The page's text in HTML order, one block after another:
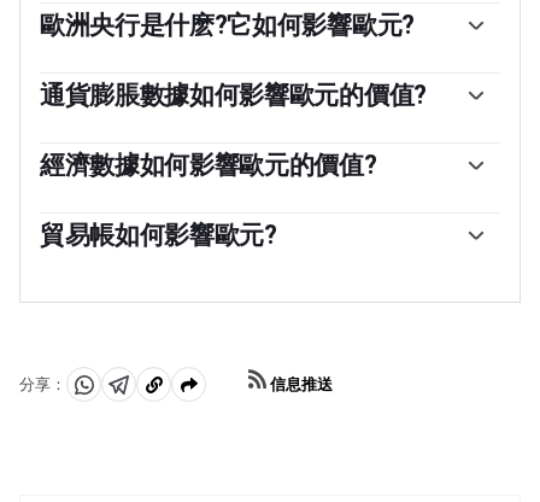
歐洲央行是什麽?它如何影響歐元?
歐洲央行設定利率並管理貨幣政策。歐洲央行的主要任務
是維持物價穩定，這意味著要麽控製通脹，要麽刺激增
或者更高利率的預期——通常對歐元有利，反之亦然。歐洲
央行管理委員會每年召開八次會議，製定貨幣政策決定。
蒂娜·拉加德在內的六個常任理事國做出的。」
通貨膨脹數據如何影響歐元的價值?
歐元的重要計量經濟指標。如果通貨膨脹率高於預期，特
別是高於歐洲央行2%的目標，歐洲央行就不得不提高利率
歐元有利，因為它使該地區作為全球投資者投資的地方更
具吸引力。」
經濟數據如何影響歐元的價值?
影響。GDP、製造業和服務業pmi、就業和消費者信心調
查等指標都可能影響歐元的走向。強勁的經濟有利於歐
提高利率，這將直接增強歐元。否則，如果經濟數據疲
濟的75%。」
貿易帳如何影響歐元?
個國家在一定時期內出口收入與進口支出之間的差額。如
值。因此，凈貿易余額為正會使貨幣走強，反之亦然。」
分享：
分 分 複
信息推送